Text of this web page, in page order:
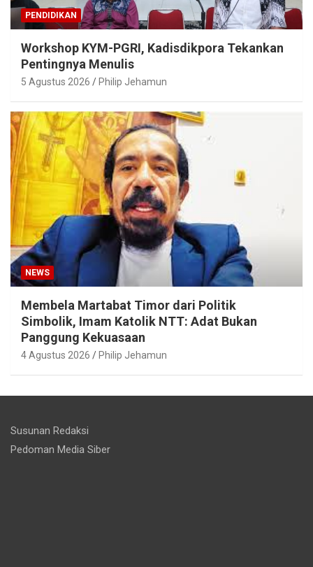
PENDIDIKAN
Workshop KYM-PGRI, Kadisdikpora Tekankan
Pentingnya Menulis
5 Agustus 2026 Philip Jehamun
NEWS
Membela Martabat Timor dari Politik
Simbolik, Imam Katolik NTT: Adat Bukan
Panggung Kekuasaan
4 Agustus 2026 Philip Jehamun
Susunan Redaksi
Pedoman Media Siber